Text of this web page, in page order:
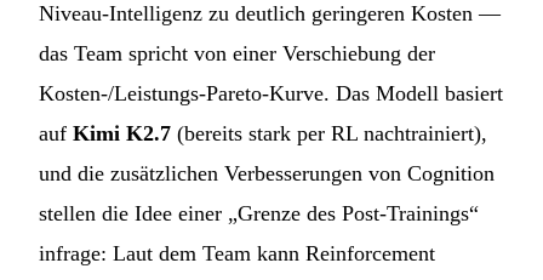
Niveau-Intelligenz zu deutlich geringeren Kosten —
das Team spricht von einer Verschiebung der
Kosten-/Leistungs-Pareto-Kurve. Das Modell basiert
auf Kimi K2.7 (bereits stark per RL nachtrainiert),
und die zusätzlichen Verbesserungen von Cognition
stellen die Idee einer „Grenze des Post-Trainings“
infrage: Laut dem Team kann Reinforcement